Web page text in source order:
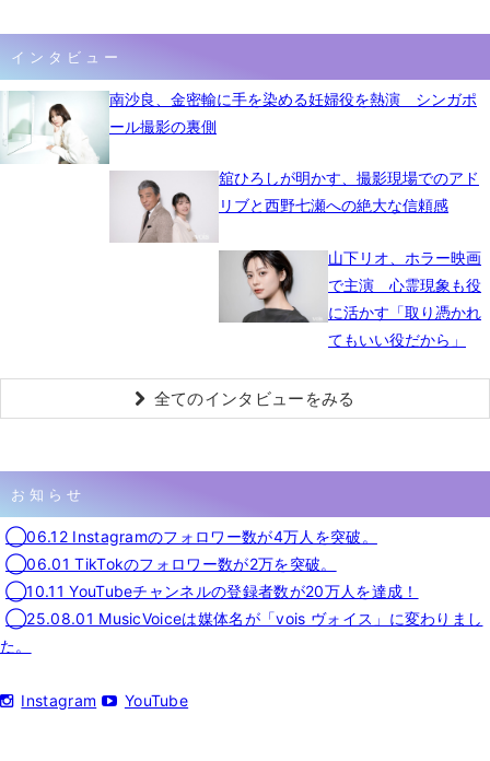
インタビュー
南沙良、金密輸に手を染める妊婦役を熱演 シンガポ
ール撮影の裏側
舘ひろしが明かす、撮影現場でのアド
リブと西野七瀬への絶大な信頼感
山下リオ、ホラー映画
で主演 心霊現象も役
に活かす「取り憑かれ
てもいい役だから」
全てのインタビューをみる
お知らせ
◯06.12 Instagramのフォロワー数が4万人を突破。
◯06.01 TikTokのフォロワー数が2万を突破。
◯10.11 YouTubeチャンネルの登録者数が20万人を達成！
◯25.08.01 MusicVoiceは媒体名が「vois ヴォイス」に変わりまし
た。
Instagram YouTube